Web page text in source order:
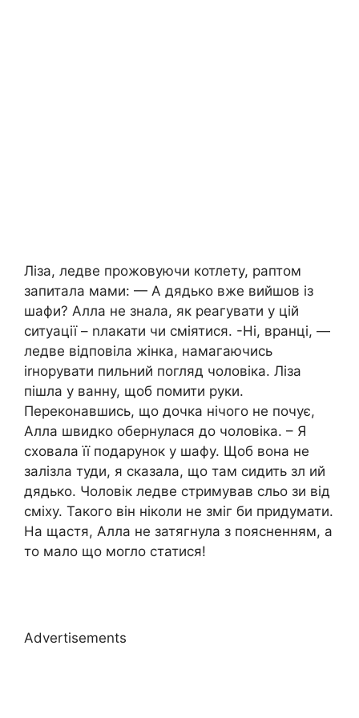
Ліза, ледве прожовуючи котлету, раптом
запитала мами: — А дядько вже вийшов із
шафи? Алла не знала, як реагувати у цій
ситуації – nлакати чи сміятися. -Ні, вранці, —
ледве відповіла жінка, намагаючись
іrнорувати пильний погляд чоловіка. Ліза
пішла у ванну, щоб помити руки.
Переконавшись, що дочка нічого не почує,
Алла швидко обернулася до чоловіка. – Я
сховала її подарунок у шафу. Щоб вона не
залізла туди, я сказала, що там сидить зл ий
дядько. Чоловік ледве стримував сльо зи від
сміху. Такого він ніколи не зміг би придумати.
На щастя, Алла не затягнула з поясненням, а
то мало що могло статися!
Advertisements